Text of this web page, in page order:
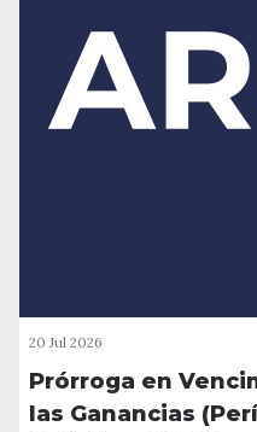
20 Jul 2026
Prórroga en
las Ganancias